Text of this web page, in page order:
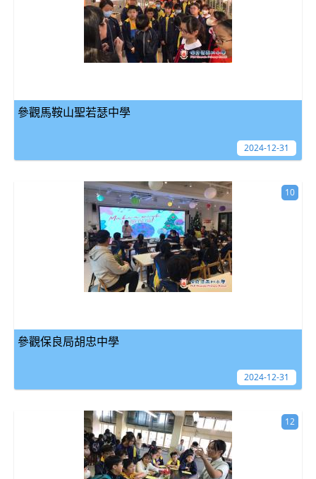
參觀馬鞍山聖若瑟中學
2024-12-31
參觀保良局胡忠中學
10
2024-12-31
12